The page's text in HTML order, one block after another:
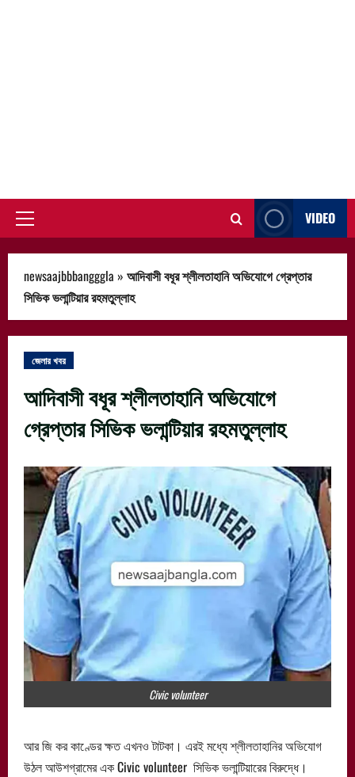
Primary
VIDEO
newsaajbbbangggla » আদিবাসী বধূর শ্লীলতাহানি অভিযোগে গ্রেপ্তার
সিভিক ভলান্টিয়ার রহমতুল্লাহ
জেলার খবর
আদিবাসী বধূর শ্লীলতাহানি অভিযোগে
গ্রেপ্তার সিভিক ভলান্টিয়ার রহমতুল্লাহ
Civic volunteer
আর জি কর কাণ্ডের ক্ষত এখনও টাটকা। এরই মধ্যে শ্লীলতাহানির অভিযোগ
উঠল আউশগ্রামের এক Civic volunteer সিভিক ভলান্টিয়ারের বিরুদ্ধে।